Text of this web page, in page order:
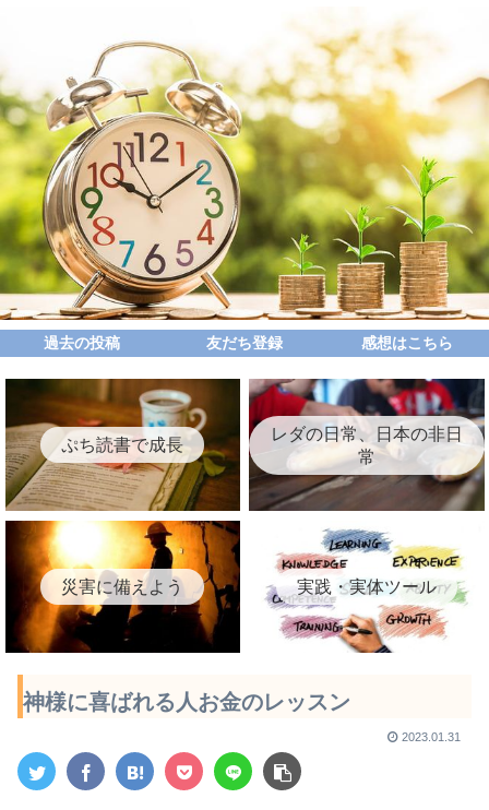
過去の投稿 友だち登録 感想はこちら
ぷち読書で成長
レダの日常、日本の非日
常
災害に備えよう 実践・実体ツール
神様に喜ばれる人お金のレッスン
2023.01.31